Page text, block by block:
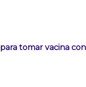
tomar vacina